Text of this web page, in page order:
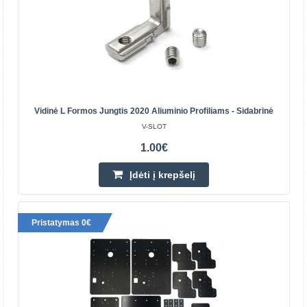
Įdėti į krepšelį
Pridėti prie pageidavimų sąrašo
Vidinė 3 padėčių jungtis 2020 aliuminio profiliams -
Vidinė L Formos Jungtis 2020 Aliuminio Profiliams - Sidabrinė
V-SLOT
1.00€
Įdėti į krepšelį
Pristatymas 0€